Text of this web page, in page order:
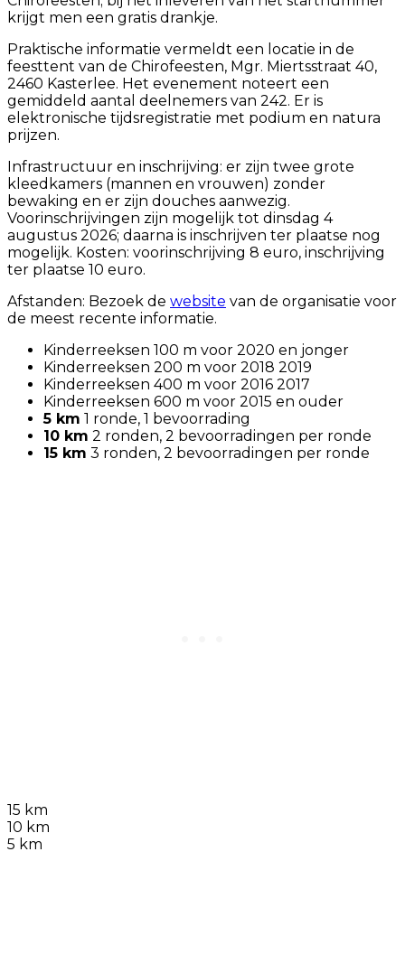
krijgt men een gratis drankje.
Praktische informatie vermeldt een locatie in de
feesttent van de Chirofeesten, Mgr. Miertsstraat 40,
2460 Kasterlee. Het evenement noteert een
gemiddeld aantal deelnemers van 242. Er is
elektronische tijdsregistratie met podium en natura
prijzen.
Infrastructuur en inschrijving: er zijn twee grote
kleedkamers (mannen en vrouwen) zonder
bewaking en er zijn douches aanwezig.
Voorinschrijvingen zijn mogelijk tot dinsdag 4
augustus 2026; daarna is inschrijven ter plaatse nog
mogelijk. Kosten: voorinschrijving 8 euro, inschrijving
ter plaatse 10 euro.
Afstanden: Bezoek de website van de organisatie voor
de meest recente informatie.
Kinderreeksen 100 m voor 2020 en jonger
Kinderreeksen 200 m voor 2018 2019
Kinderreeksen 400 m voor 2016 2017
Kinderreeksen 600 m voor 2015 en ouder
5 km 1 ronde, 1 bevoorrading
10 km 2 ronden, 2 bevoorradingen per ronde
15 km 3 ronden, 2 bevoorradingen per ronde
15 km
10 km
5 km